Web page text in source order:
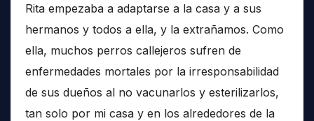
Rita empezaba a adaptarse a la casa y a sus
hermanos y todos a ella, y la extrañamos. Como
ella, muchos perros callejeros sufren de
enfermedades mortales por la irresponsabilidad
de sus dueños al no vacunarlos y esterilizarlos,
tan solo por mi casa y en los alrededores de la